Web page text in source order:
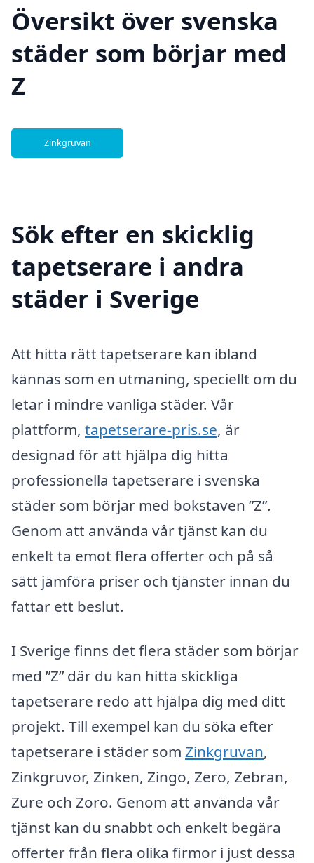
Översikt över svenska
städer som börjar med
Z
Zinkgruvan
Sök efter en skicklig
tapetserare i andra
städer i Sverige
Att hitta rätt tapetserare kan ibland
kännas som en utmaning, speciellt om du
letar i mindre vanliga städer. Vår
plattform, tapetserare-pris.se, är
designad för att hjälpa dig hitta
professionella tapetserare i svenska
städer som börjar med bokstaven ”Z”.
Genom att använda vår tjänst kan du
enkelt ta emot flera offerter och på så
sätt jämföra priser och tjänster innan du
fattar ett beslut.
I Sverige finns det flera städer som börjar
med ”Z” där du kan hitta skickliga
tapetserare redo att hjälpa dig med ditt
projekt. Till exempel kan du söka efter
tapetserare i städer som Zinkgruvan,
Zinkgruvor, Zinken, Zingo, Zero, Zebran,
Zure och Zoro. Genom att använda vår
tjänst kan du snabbt och enkelt begära
offerter från flera olika firmor i just dessa